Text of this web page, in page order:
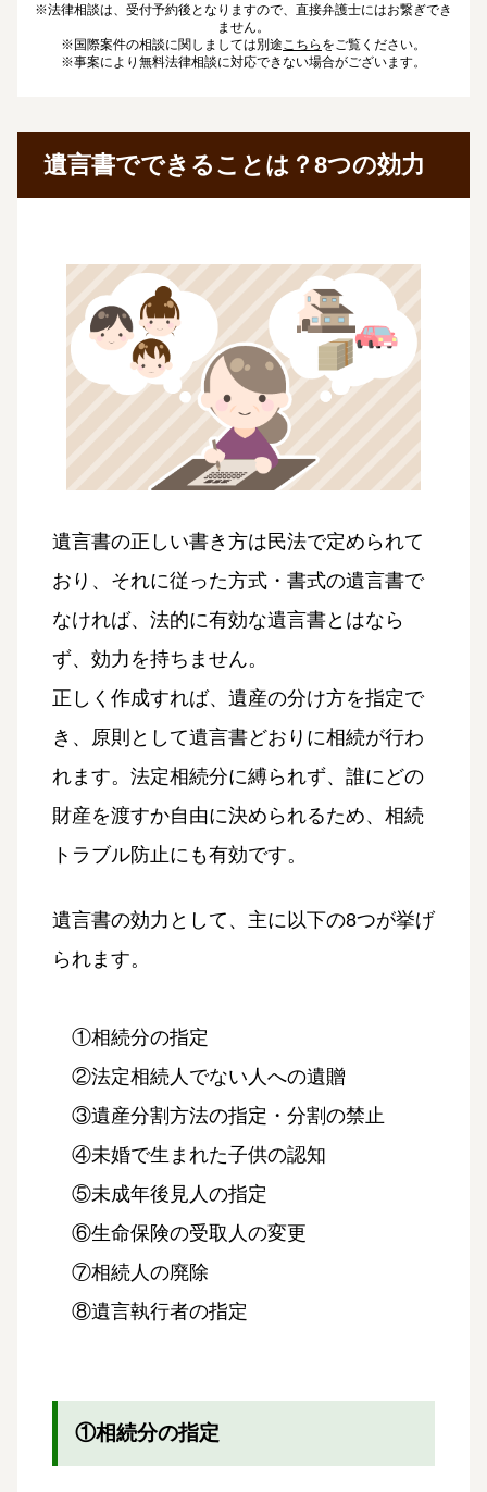
※法律相談は、受付予約後となりますので、直接弁護士にはお繋ぎでき
ません。
※国際案件の相談に関しましては別途 こちら をご覧ください。
※事案により無料法律相談に対応できない場合がございます。
遺言書でできることは？8つの効力
遺言書の正しい書き方は民法で定められて
おり、それに従った方式・書式の遺言書で
なければ、法的に有効な遺言書とはなら
ず、効力を持ちません。
正しく作成すれば、遺産の分け方を指定で
き、原則として遺言書どおりに相続が行わ
れます。法定相続分に縛られず、誰にどの
財産を渡すか自由に決められるため、相続
トラブル防止にも有効です。
遺言書の効力として、主に以下の8つが挙げ
られます。
①相続分の指定
②法定相続人でない人への遺贈
③遺産分割方法の指定・分割の禁止
④未婚で生まれた子供の認知
⑤未成年後見人の指定
⑥生命保険の受取人の変更
⑦相続人の廃除
⑧遺言執行者の指定
①相続分の指定